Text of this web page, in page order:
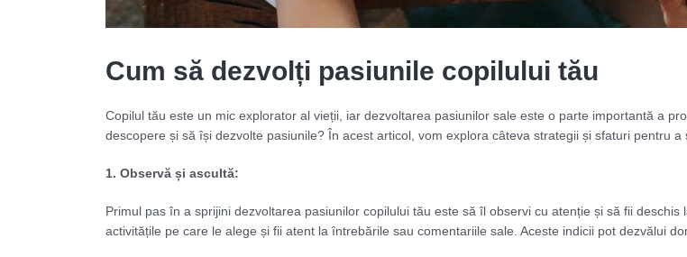
Cum să dezvolți pasiunile copilului tău
Copilul tău este un mic explorator al vieții, iar dezvoltarea pasiunilor sale este o parte importantă a
descopere și să își dezvolte pasiunile? În acest articol, vom explora câteva strategii și sfaturi pentru
1. Observă și ascultă:
Primul pas în a sprijini dezvoltarea pasiunilor copilului tău este să îl observi cu atenție și să fii
activitățile pe care le alege și fii atent la întrebările sau comentariile sale. Aceste indicii pot dezvălui